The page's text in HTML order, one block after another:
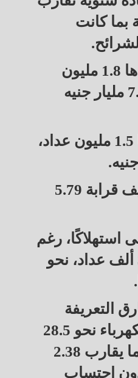
بما كانت
أما الفئة الثانية، وعددها 1.8 مليون
عداد، فتضيف نحو 7.73 مليار جنيه
والفئة الثالثة، وعددها 1.5 مليون عداد،
أما الفئة الرابعة فتضيف قرابة 5.79
استهلاكًا، رغم
أنها لا تمثل سوى 300 ألف عداد، نحو
التعريفة
وحده يحقق لقطاع الكهرباء نحو 28.5
مليار جنيه سنويًا، أي ما يقارب 2.38
احتساب